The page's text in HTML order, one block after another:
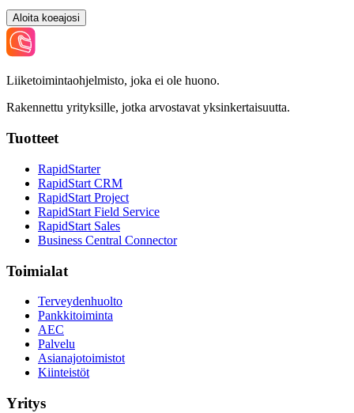
Aloita koeajosi
Liiketoimintaohjelmisto, joka ei ole huono.
Rakennettu yrityksille, jotka arvostavat yksinkertaisuutta.
Tuotteet
RapidStarter
RapidStart CRM
RapidStart Project
RapidStart Field Service
RapidStart Sales
Business Central Connector
Toimialat
Terveydenhuolto
Pankkitoiminta
AEC
Palvelu
Asianajotoimistot
Kiinteistöt
Yritys